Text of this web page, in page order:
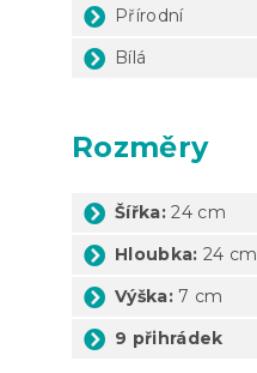
Přírodní
Bílá
Rozměry
Šířka: 24 cm
Hloubka: 24 cm
Výška: 7 cm
9 přihrádek